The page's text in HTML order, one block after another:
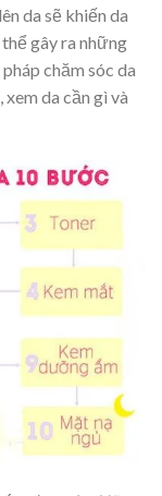
da sẽ khiến da
gây ra những
chăm sóc da
da cần gì và